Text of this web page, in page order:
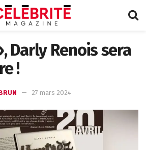
Darly Renois sera
!
27 mars 2024